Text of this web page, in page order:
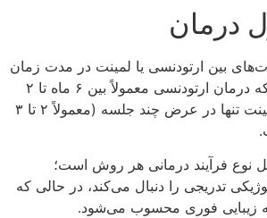
درمان
بین ارتودنسی یا لمینت در مدت زمان
درمان است. در حالی که درمان ارتودنسی معمولاً بین ۶ ماه تا ۲
سال طول می‌کشد، لمینت تنها در عرض چند جلسه (معمولاً ۲ تا ۳
نوع فرآیند درمانی هر روش است؛
تدریجی را دنبال می‌کند، در حالی که
زیبایی فوری محسوب می‌شود.